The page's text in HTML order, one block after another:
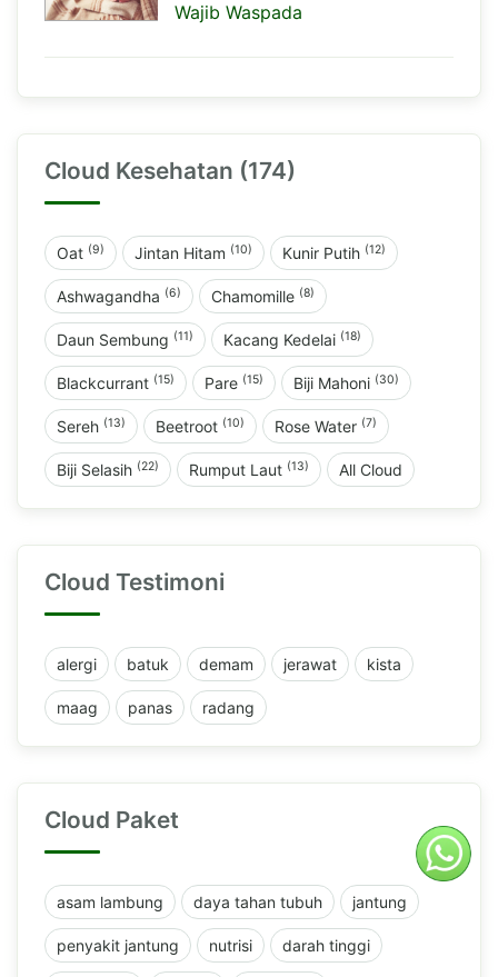
Wajib Waspada
Cloud Kesehatan (174)
Oat (9) Jintan Hitam (10) Kunir Putih (12)
Ashwagandha (6) Chamomille (8)
Daun Sembung (11) Kacang Kedelai (18)
Blackcurrant (15) Pare (15) Biji Mahoni (30)
Sereh (13) Beetroot (10) Rose Water (7)
Biji Selasih (22) Rumput Laut (13) All Cloud
Cloud Testimoni
alergi batuk demam jerawat kista
maag panas radang
Cloud Paket
asam lambung daya tahan tubuh jantung
penyakit jantung nutrisi darah tinggi